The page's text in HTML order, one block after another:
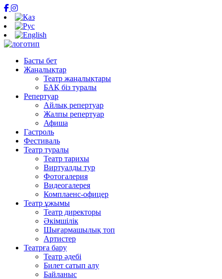
Басты бет
Жаңалықтар
Театр жаңалықтары
БАҚ біз туралы
Репертуар
Айлық репертуар
Жалпы репертуар
Афиша
Гастроль
Фестиваль
Театр туралы
Театр тарихы
Виртуалды тур
Фотогалерия
Видеогалерея
Комплаенс-офицер
Театр ұжымы
Театр директоры
Әкімшілік
Шығармашылық топ
Артистер
Театрға бару
Театр әдебі
Билет сатып алу
Байланыс